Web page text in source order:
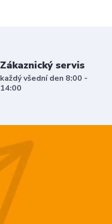
Zákaznický servis
každý všední den 8:00 -
14:00